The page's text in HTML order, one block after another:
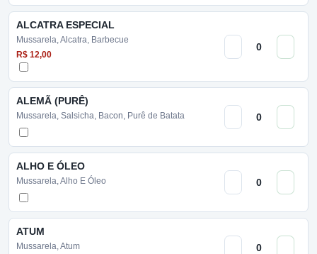
ALCATRA ESPECIAL
Mussarela, Alcatra, Barbecue
R$ 12,00
ALEMÃ (PURÊ)
Mussarela, Salsicha, Bacon, Purê de Batata
ALHO E ÓLEO
Mussarela, Alho E Óleo
ATUM
Mussarela, Atum